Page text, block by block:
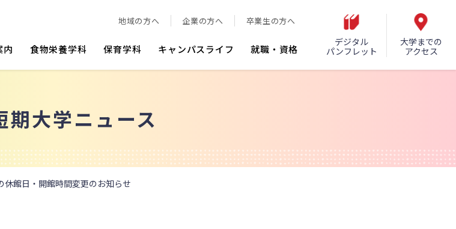
地域の方へ 企業の方へ 卒業生の方へ
内 食物栄養学科 保育学科 キャンパスライフ 就職・資格
デジタル
パンフレット
大学までの
アクセス
期大学ニュース
休館日・開館時間変更のお知らせ